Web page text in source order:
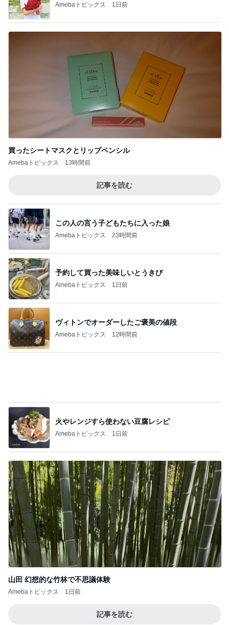
Amebaトピックス 1日前
買ったシートマスクとリップペンシル
Amebaトピックス 13時間前
記事を読む
この人の言う子どもたちに入った娘
Amebaトピックス 23時間前
予約して買った美味しいとうきび
Amebaトピックス 1日前
ヴィトンでオーダーしたご褒美の値段
Amebaトピックス 12時間前
火やレンジすら使わない豆腐レシピ
Amebaトピックス 1日前
山田 幻想的な竹林で不思議体験
Amebaトピックス 1日前
記事を読む